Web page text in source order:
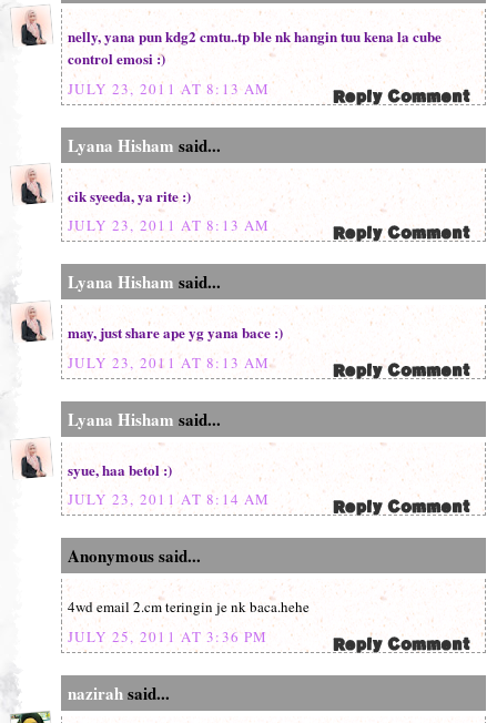
nelly, yana pun kdg2 cmtu..tp ble nk hangin tuu kena la cube
control emosi :)
JULY 23, 2011 AT 8:13 AM
Lyana Hisham said...
cik syeeda, ya rite :)
JULY 23, 2011 AT 8:13 AM
Lyana Hisham said...
may, just share ape yg yana bace :)
JULY 23, 2011 AT 8:13 AM
Lyana Hisham said...
syue, haa betol :)
JULY 23, 2011 AT 8:14 AM
Anonymous said...
4wd email 2.cm teringin je nk baca.hehe
JULY 25, 2011 AT 3:36 PM
nazirahsaid...